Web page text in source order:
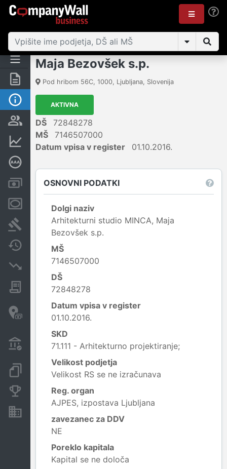
Povzetek
Odgovorne osebe in lastništvo
Računi in blokade
Zastavne pravice
Sodni postopki
Spremembe
Insolvenčni postopki
Javna naročila
Davčne oaze in sumljive
transakcije
Transakcije iz državnega
proračuna
Dokumenti in objave
Konkurenčna podjetja
Maja Bezovšek s.p.
Pod hribom 56C, 1000, Ljubljana, Slovenija
AKTIVNA
DŠ
72848278
MŠ
7146507000
Datum vpisa v register
01.10.2016.
OSNOVNI PODATKI
Dolgi naziv
Arhitekturni studio MINCA, Maja
Bezovšek s.p.
MŠ
7146507000
DŠ
72848278
Datum vpisa v register
01.10.2016.
SKD
71.111 - Arhitekturno projektiranje;
Velikost podjetja
Velikost RS se ne izračunava
Reg. organ
AJPES, izpostava Ljubljana
zavezanec za DDV
NE
Poreklo kapitala
Kapital se ne določa
Leaflet | © OpenStreetMap contributors